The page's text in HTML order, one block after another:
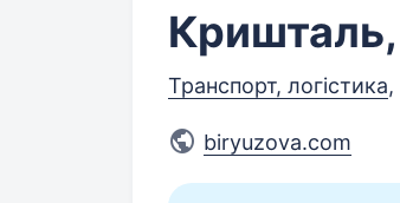
Транспорт, логістика,
biryuzova.com